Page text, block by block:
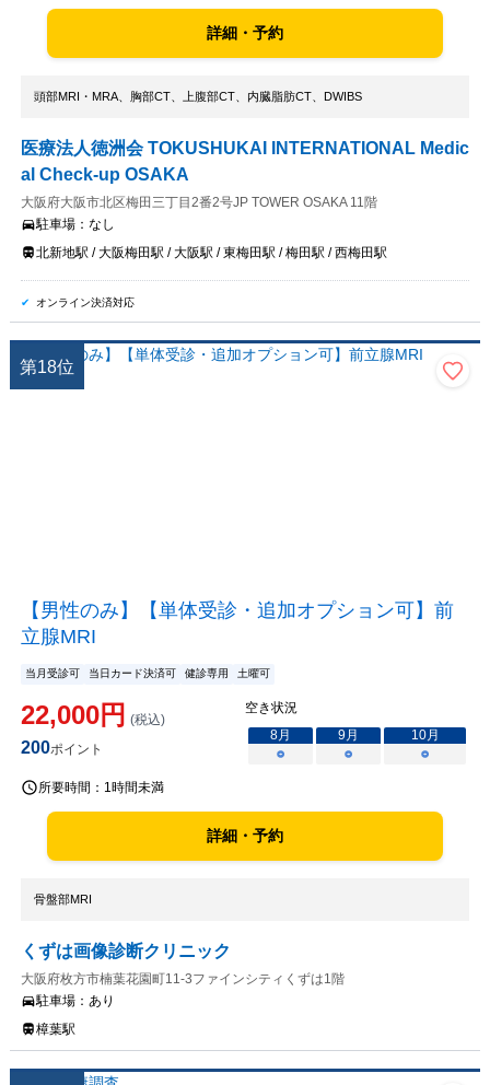
詳細・予約
頭部MRI・MRA、胸部CT、上腹部CT、内臓脂肪CT、DWIBS
医療法人徳洲会 TOKUSHUKAI INTERNATIONAL Medic
al Check-up OSAKA
大阪府大阪市北区梅田三丁目2番2号JP TOWER OSAKA 11階
駐車場： なし
北新地駅 / 大阪梅田駅 / 大阪駅 / 東梅田駅 / 梅田駅 / 西梅田駅
オンライン決済対応
第18位
【男性のみ】【単体受診・追加オプション可】前
立腺MRI
当月受診可 当日カード決済可 健診専用 土曜可
22,000円 (税込)
200ポイント
空き状況
8月 9月 10月
○
○ ○
所要時間： 1時間未満
詳細・予約
骨盤部MRI
くずは画像診断クリニック
大阪府枚方市楠葉花園町11-3ファインシティくずは1階
駐車場： あり
樟葉駅